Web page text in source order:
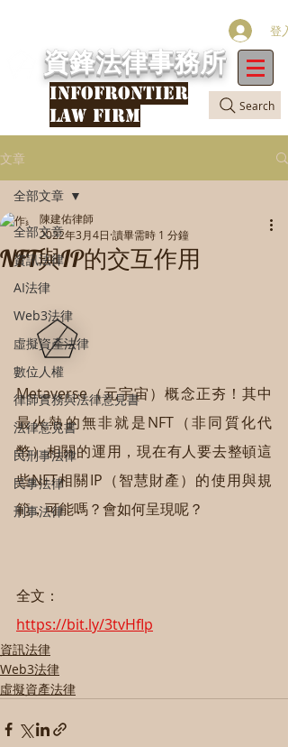
Search
登入
資鋒法律事務所
INFOFRONTIER
LAW FIRM
文章
全部文章
資訊法律
AI法律
Web3法律
虛擬資產法律
數位人權
律師實務與法律意見書
法律意見書
民刑事法律
民事法律
刑事法律
全部文章
NFT與IP的交互作用
陳建佑律師
2022年3月4日 讀畢需時 1 分鐘
Metaverse（元宇宙）概念正夯！其中
最火熱的無非就是NFT（非同質化代
幣）相關的運用，現在有人要去整頓這
些NFT相關IP（智慧財產）的使用與規
範，可能嗎？會如何呈現呢？
全文：
https://bit.ly/3tvHfIp
資訊法律
Web3法律
虛擬資產法律